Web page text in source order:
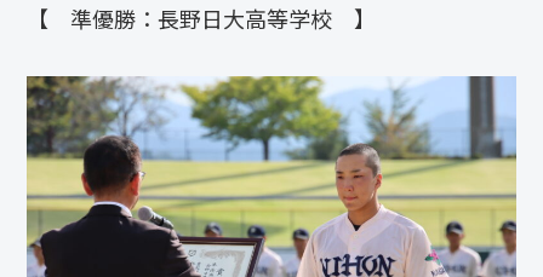
【 準優勝：長野日大高等学校 】